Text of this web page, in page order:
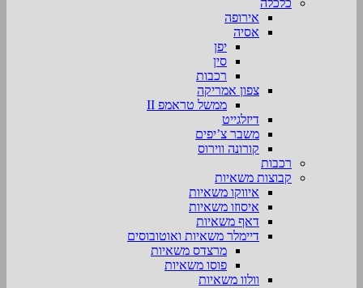
אירופה
אסיה
יפן
סין
רכבות
צפון אמריקה
ממשל טראמפ II
דיזלגייט
משבר צ’יפים
קורונה ווירוס
רכבות
קבוצות משאיות
איווקו משאיות
איסוזו משאיות
דאף משאיות
דיימלר משאיות ואוטובוסים
מרצדס משאיות
פוסו משאיות
וולוו משאיות